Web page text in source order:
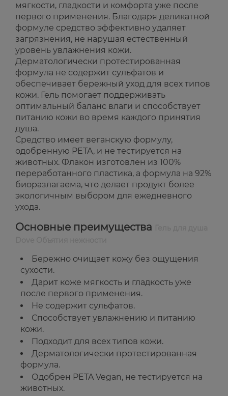
мягкости, гладкости и комфорта уже после
первого применения. Благодаря деликатной
формуле средство эффективно удаляет
загрязнения, не нарушая естественный
уровень увлажнения кожи.
Дерматологически протестированная
формула не содержит сульфатов и
обеспечивает бережный уход для всех типов
кожи. Гель помогает поддерживать
оптимальный баланс влаги и способствует
питанию кожи во время каждого принятия
душа.
Средство имеет веганскую формулу,
одобренную PETA, и не тестируется на
животных. Флакон изготовлен из 100%
переработанного пластика, а формула на 92%
биоразлагаема, что делает продукт более
экологичным выбором для ежедневного
ухода.
Основные преимущества
Бережно очищает кожу без ощущения
сухости.
Дарит коже мягкость и гладкость уже
после первого применения.
Не содержит сульфатов.
Способствует увлажнению и питанию
кожи.
Подходит для всех типов кожи.
Дерматологически протестированная
формула.
Одобрен PETA Vegan, не тестируется на
животных.